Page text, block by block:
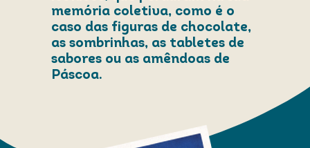
memória coletiva, como é o
caso das figuras de chocolate,
as sombrinhas, as tabletes de
sabores ou as amêndoas de
Páscoa.